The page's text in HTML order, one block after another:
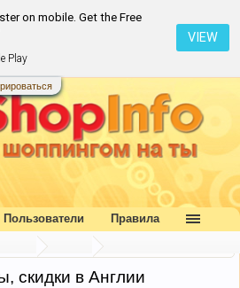
on mobile. Get the Free
Play
VIEW
скидки в Англии
Пользователи Правила